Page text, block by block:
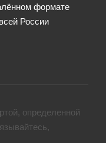
формате
России
определенной